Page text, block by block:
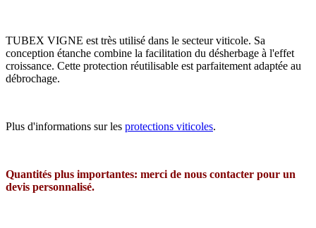
TUBEX VIGNE est très utilisé dans le secteur viticole. Sa
conception étanche combine la facilitation du désherbage à l'effet
croissance. Cette protection réutilisable est parfaitement adaptée au
débrochage.
Plus d'informations sur les protections viticoles.
Quantités plus importantes: merci de nous contacter pour un
devis personnalisé.